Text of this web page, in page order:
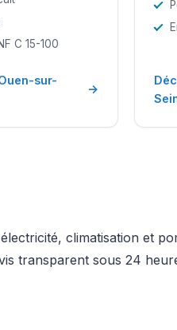
C 15-100
sur-
→
climatisation et
transparent sous 24